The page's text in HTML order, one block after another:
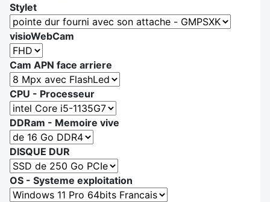
Stylet
visioWebCam
Cam APN face arriere
CPU - Processeur
DDRam - Memoire vive
DISQUE DUR
OS - Systeme exploitation